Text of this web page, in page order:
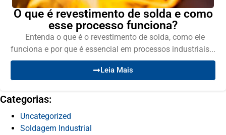
O que é revestimento de solda e como
esse processo funciona?
Entenda o que é o revestimento de solda, como ele
funciona e por que é essencial em processos industriais...
Leia Mais
Categorias:
Uncategorized
Soldagem Industrial